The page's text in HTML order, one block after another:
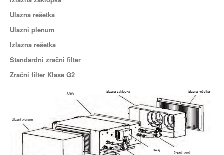
Ulazna rešetka
Ulazni plenum
Izlazna rešetka
Standardni zračni filter
Zračni filter Klase G2